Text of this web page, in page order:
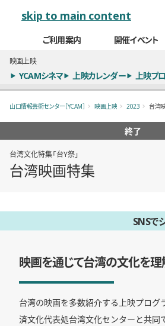
skip to main content
ご利用案内 開催イベント
映画上映
YCAMシネマ 上映カレンダー 上映プ
山口情報芸術センター［YCAM］ 映画上映 2023 台湾
終了
台湾文化特集「台Y祭」
台湾映画特集
SNSで
映画を通じて台湾の文化を理
台湾の映画を多数紹介する上映プログ
済文化代表処台湾文化センターと共同